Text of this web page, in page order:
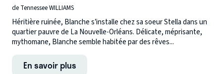
de Tennessee WILLIAMS
Héritière ruinée, Blanche s’installe chez sa soeur Stella dans un
quartier pauvre de La Nouvelle-Orléans. Délicate, méprisante,
mythomane, Blanche semble habitée par des rêves...
En savoir plus